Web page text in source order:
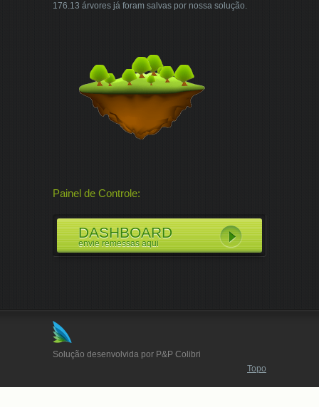
176.13 árvores já foram salvas por nossa solução.
Painel de Controle:
DASHBOARD
envie remessas aqui
Solução desenvolvida por P&P Colibri
Topo